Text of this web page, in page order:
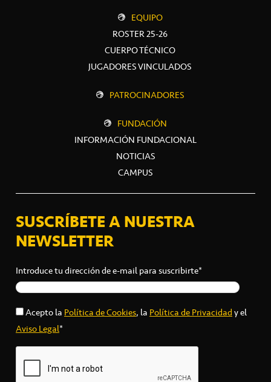
EQUIPO
ROSTER 25-26
CUERPO TÉCNICO
JUGADORES VINCULADOS
PATROCINADORES
FUNDACIÓN
INFORMACIÓN FUNDACIONAL
NOTICIAS
CAMPUS
SUSCRÍBETE A NUESTRA
NEWSLETTER
Introduce tu dirección de e-mail para suscribirte*
Acepto laPolítica de Cookies, laPolítica de Privacidady el
Aviso Legal*